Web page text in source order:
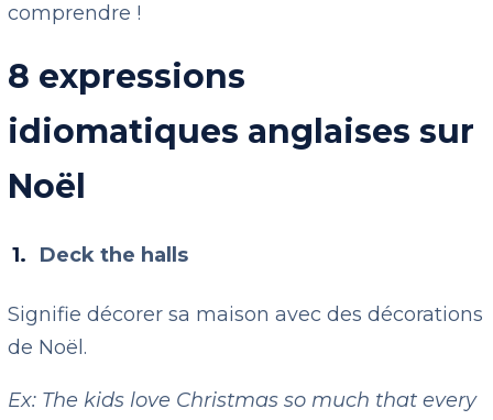
comprendre !
8 expressions
idiomatiques anglaises sur
Noël
Deck the halls
Signifie décorer sa maison avec des décorations
de Noël.
Ex: The kids love Christmas so much that every